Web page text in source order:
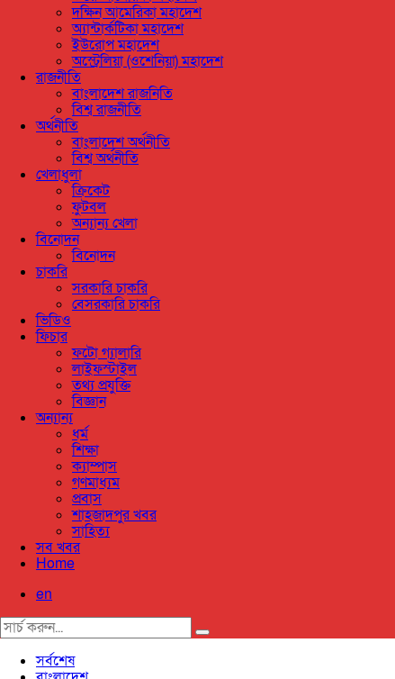
দক্ষিন আমেরিকা মহাদেশ
অ্যান্টার্কটিকা মহাদেশ
ইউরোপ মহাদেশ
অস্ট্রেলিয়া (ওশেনিয়া) মহাদেশ
রাজনীতি
বাংলাদেশ রাজনিতি
বিশ্ব রাজনীতি
অর্থনীতি
বাংলাদেশ অর্থনীতি
বিশ্ব অর্থনীতি
খেলাধুলা
ক্রিকেট
ফুটবল
অন্যান্য খেলা
বিনোদন
বিনোদন
চাকরি
সরকারি চাকরি
বেসরকারি চাকরি
ভিডিও
ফিচার
ফটো গ্যালারি
লাইফস্টাইল
তথ্য প্রযুক্তি
বিজ্ঞান
অন্যান্য
ধর্ম
শিক্ষা
ক্যাম্পাস
গণমাধ্যম
প্রবাস
শাহজাদপুর খবর
সাহিত্য
সব খবর
Home
en
সর্বশেষ